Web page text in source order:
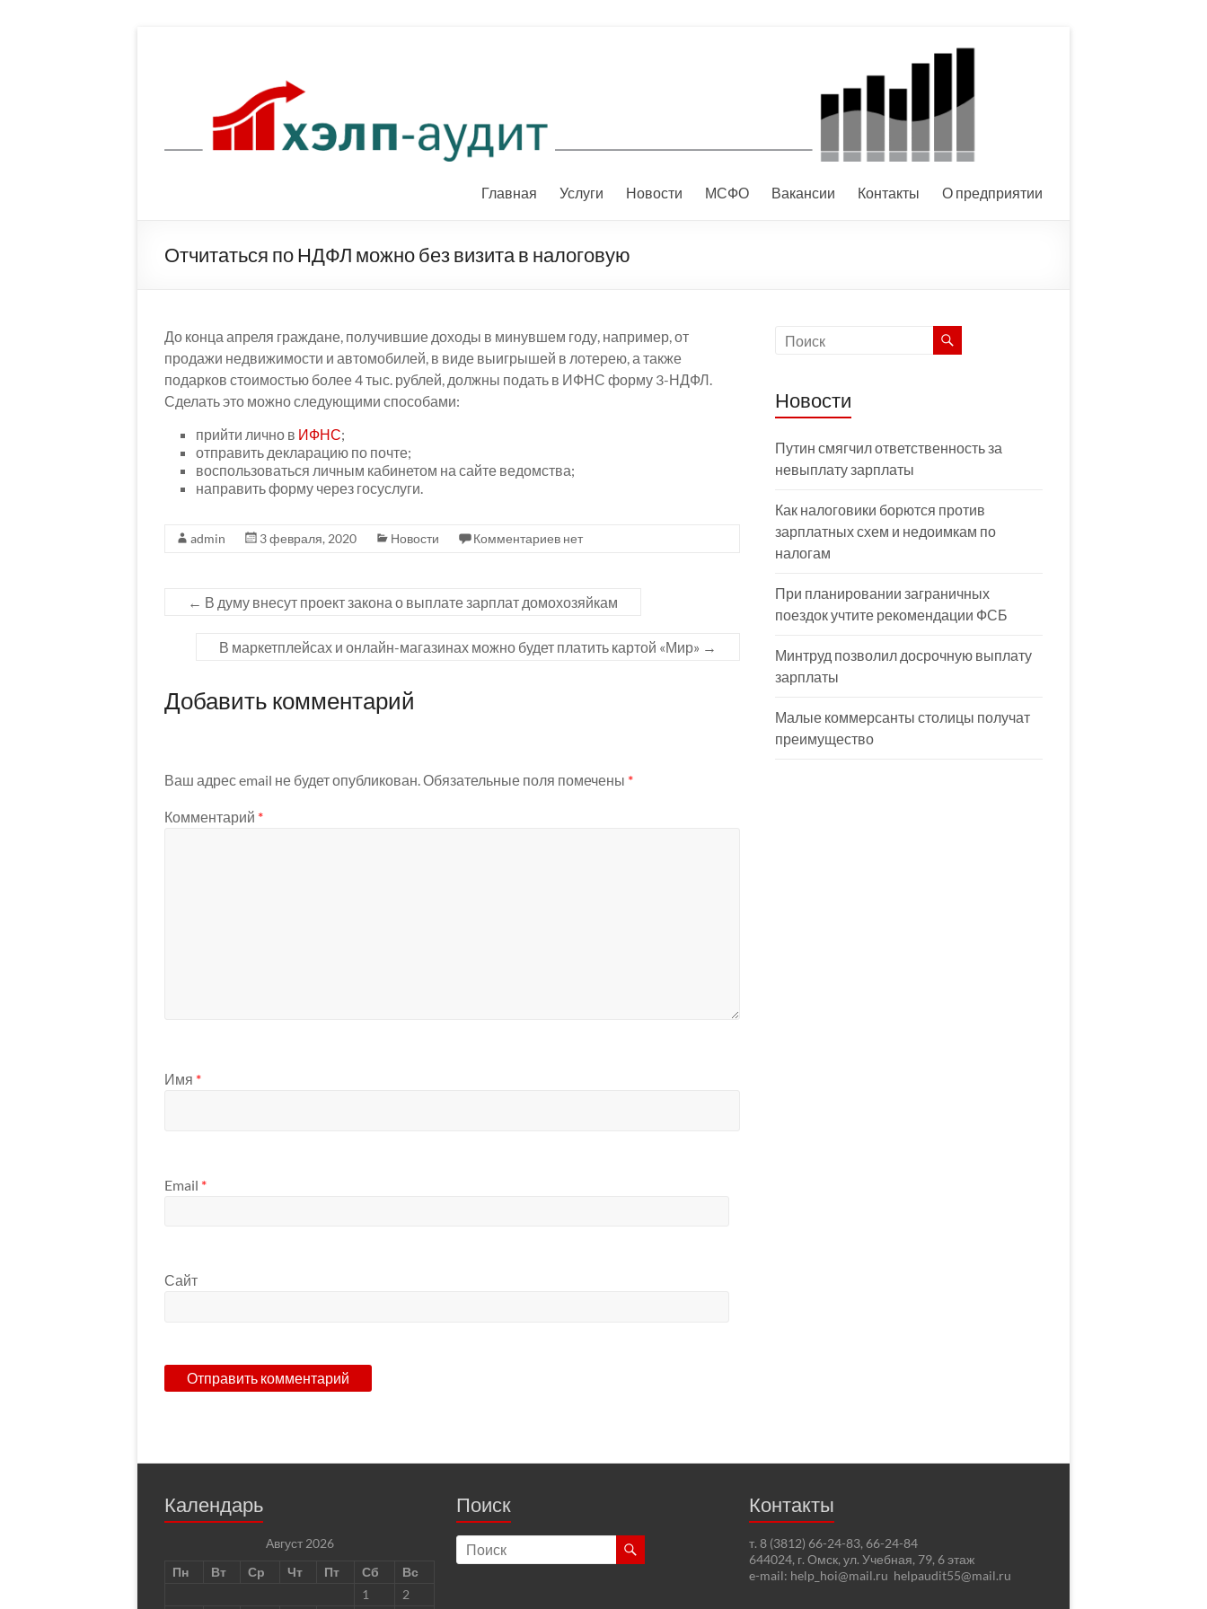
Главная Услуги Новости МСФО Вакансии Контакты О предприятии
Отчитаться по НДФЛ можно без визита в налоговую
До конца апреля граждане, получившие доходы в минувшем году, например, от
продажи недвижимости и автомобилей, в виде выигрышей в лотерею, а также
подарков стоимостью более 4 тыс. рублей, должны подать в ИФНС форму 3-НДФЛ.
Сделать это можно следующими способами:
прийти лично в ИФНС;
отправить декларацию по почте;
воспользоваться личным кабинетом на сайте ведомства;
направить форму через госуслуги.
admin 3 февраля, 2020 Новости Комментариев нет
← В думу внесут проект закона о выплате зарплат домохозяйкам
В маркетплейсах и онлайн-магазинах можно будет платить картой «Мир» →
Добавить комментарий
Ваш адрес email не будет опубликован. Обязательные поля помечены *
Комментарий *
Имя *
Email *
Сайт
Новости
Путин смягчил ответственность за
невыплату зарплаты
Как налоговики борются против
зарплатных схем и недоимкам по
налогам
При планировании заграничных
поездок учтите рекомендации ФСБ
Минтруд позволил досрочную выплату
зарплаты
Малые коммерсанты столицы получат
преимущество
Календарь
Август 2026
Пн
Вт Ср Чт Пт Сб
Вс
1
2
Поиск Контакты
т. 8 (3812) 66-24-83, 66-24-84
644024, г. Омск, ул. Учебная, 79, 6 этаж
e-mail: help_hoi@mail.ru helpaudit55@mail.ru